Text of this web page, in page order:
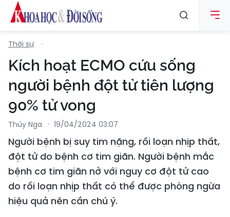
Thời sự
Kích hoạt ECMO cứu sống
người bệnh đột tử tiên lượng
90% tử vong
Thúy Nga 19/04/2024 03:07
Người bệnh bị suy tim nặng, rối loạn nhịp thất,
đột tử do bệnh cơ tim giãn. Người bệnh mắc
bệnh cơ tim giãn nở với nguy cơ đột tử cao
do rối loạn nhịp thất có thể được phòng ngừa
hiệu quả nên cần chú ý.